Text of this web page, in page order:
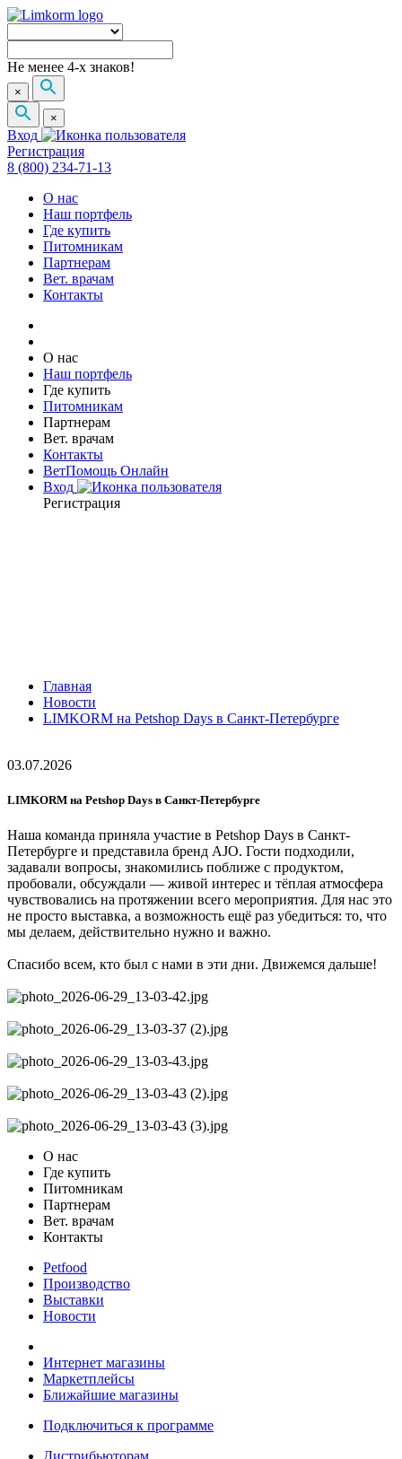
Не менее 4-х знаков!
×
×
Вход
Регистрация
8 (800) 234-71-13
О нас
Наш портфель
Где купить
Питомникам
Партнерам
Вет. врачам
Контакты
О нас
Наш портфель
Где купить
Питомникам
Партнерам
Вет. врачам
Контакты
ВетПомощь Онлайн
Вход
Регистрация
Главная
Новости
LIMKORM на Petshop Days в Санкт-Петербурге
03.07.2026
LIMKORM на Petshop Days в Санкт-Петербурге
Наша команда приняла участие в Petshop Days в Санкт-
Петербурге и представила бренд AJO. Гости подходили,
задавали вопросы, знакомились поближе с продуктом,
пробовали, обсуждали — живой интерес и тёплая атмосфера
чувствовались на протяжении всего мероприятия. Для нас это
не просто выставка, а возможность ещё раз убедиться: то, что
мы делаем, действительно нужно и важно.
Спасибо всем, кто был с нами в эти дни. Движемся дальше!
О нас
Где купить
Питомникам
Партнерам
Вет. врачам
Контакты
Petfood
Производство
Выставки
Новости
Интернет магазины
Маркетплейсы
Ближайшие магазины
Подключиться к программе